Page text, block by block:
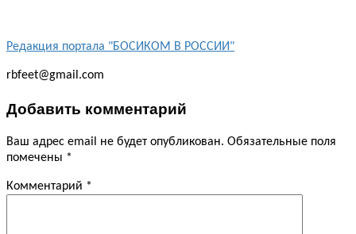
Редакция портала "БОСИКОМ В РОССИИ"
rbfeet@gmail.com
Добавить комментарий
Ваш адрес email не будет опубликован. Обязательные поля
помечены *
Комментарий *